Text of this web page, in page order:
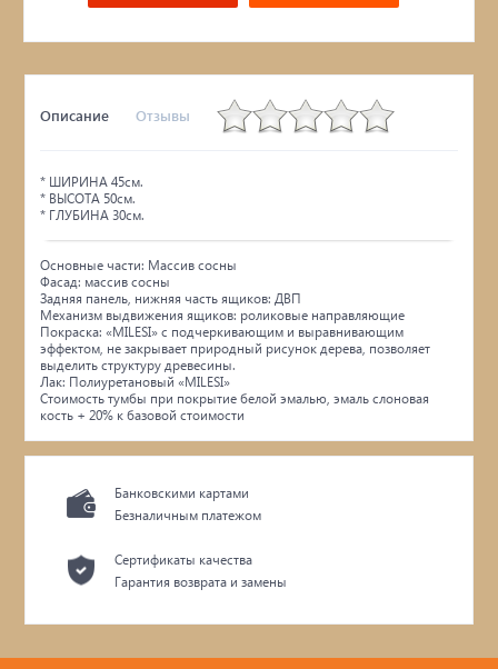
Описание Отзывы
* ШИРИНА 45см.
* ВЫСОТА 50см.
* ГЛУБИНА 30см.
Основные части: Массив сосны
Фасад: массив сосны
Задняя панель, нижняя часть ящиков: ДВП
Механизм выдвижения ящиков: роликовые направляющие
Покраска: «MILESI» с подчеркивающим и выравнивающим
эффектом, не закрывает природный рисунок дерева, позволяет
выделить структуру древесины.
Лак: Полиуретановый «MILESI»
Стоимость тумбы при покрытие белой эмалью, эмаль слоновая
кость + 20% к базовой стоимости
Банковскими картами
Безналичным платежом
Сертификаты качества
Гарантия возврата и замены